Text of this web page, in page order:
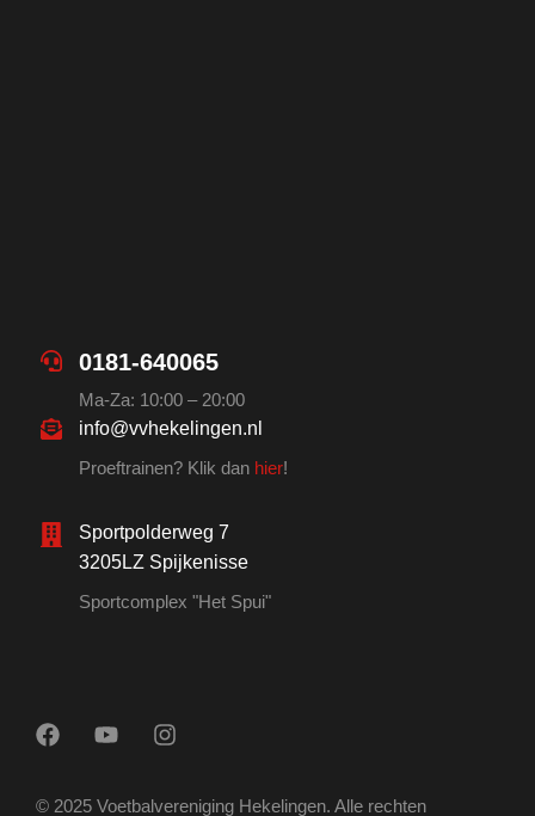
0181-640065
Ma-Za: 10:00 – 20:00
info@vvhekelingen.nl
Proeftrainen? Klik dan hier!
Sportpolderweg 7
3205LZ Spijkenisse
Sportcomplex "Het Spui"
© 2025 Voetbalvereniging Hekelingen. Alle rechten